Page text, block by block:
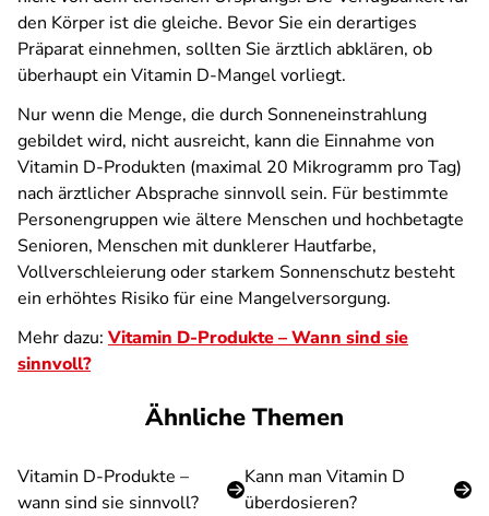
den Körper ist die gleiche. Bevor Sie ein derartiges
Präparat einnehmen, sollten Sie ärztlich abklären, ob
überhaupt ein Vitamin D-Mangel vorliegt.
Nur wenn die Menge, die durch Sonneneinstrahlung
gebildet wird, nicht ausreicht, kann die Einnahme von
Vitamin D-Produkten (maximal 20 Mikrogramm pro Tag)
nach ärztlicher Absprache sinnvoll sein. Für bestimmte
Personengruppen wie ältere Menschen und hochbetagte
Senioren, Menschen mit dunklerer Hautfarbe,
Vollverschleierung oder starkem Sonnenschutz besteht
ein erhöhtes Risiko für eine Mangelversorgung.
Mehr dazu: Vitamin D-Produkte – Wann sind sie
sinnvoll?
Ähnliche Themen
Vitamin D-Produkte –
wann sind sie sinnvoll?
Kann man Vitamin D
überdosieren?